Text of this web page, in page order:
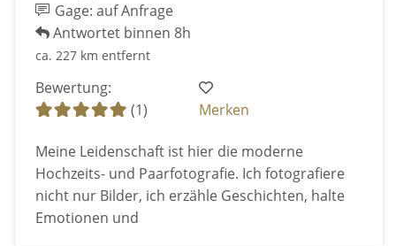
Gage: auf Anfrage
Antwortet binnen 8h
ca. 227 km entfernt
Bewertung:
(1)
Merken
Meine Leidenschaft ist hier die moderne
Hochzeits- und Paarfotografie. Ich fotografiere
nicht nur Bilder, ich erzähle Geschichten, halte
Emotionen und